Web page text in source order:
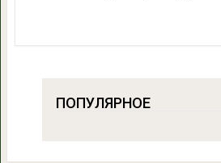
ПОПУЛЯРНОЕ